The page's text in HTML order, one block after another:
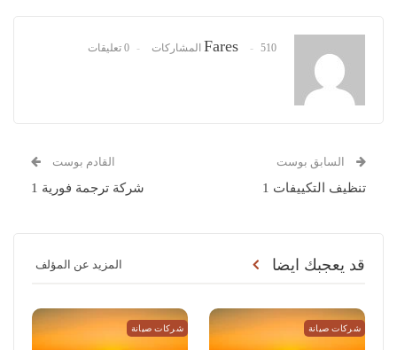
Fares 510 المشاركات 0 تعليقات
السابق بوست
تنظيف التكييفات 1
القادم بوست
شركة ترجمة فورية 1
قد يعجبك ايضا المزيد عن المؤلف
شركات صيانة شركات صيانة